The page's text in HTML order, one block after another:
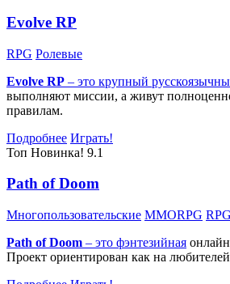
Evolve RP
RPG Ролевые
Evolve RP – это крупный
выполняют миссии, а живут
правилам.
Подробнее Играть!
Топ Новинка! 9.1
Path of Doom
Многопользовательские MMORPG RPG
Path of Doom – это фэнтезийная
Проект ориентирован как на